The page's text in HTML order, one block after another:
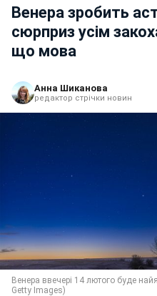
Венера зробить
сюрприз усім
що мова
Анна Шиканова
редактор стрічки новин
Венера ввечері 14 лютого буде
Getty Images)